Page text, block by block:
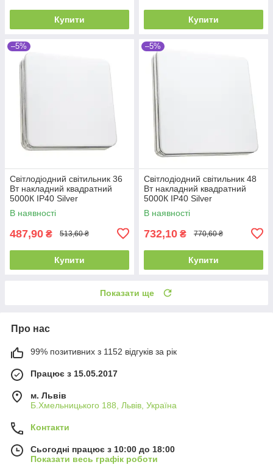
Купити Купити
–5%
Світлодіодний світильник 36
Вт накладний квадратний
5000К IP40 Silver
В наявності
487,90 ₴ 513,60 ₴
Купити
–5%
Світлодіодний світильник 48
Вт накладний квадратний
5000К IP40 Silver
В наявності
732,10 ₴ 770,60 ₴
Купити
Показати ще
Про нас
99% позитивних з 1152 відгуків за рік
Працює з 15.05.2017
м. Львів
Б.Хмельницького 188, Львів, Україна
Контакти
Сьогодні працює з 10:00 до 18:00
Показати весь графік роботи